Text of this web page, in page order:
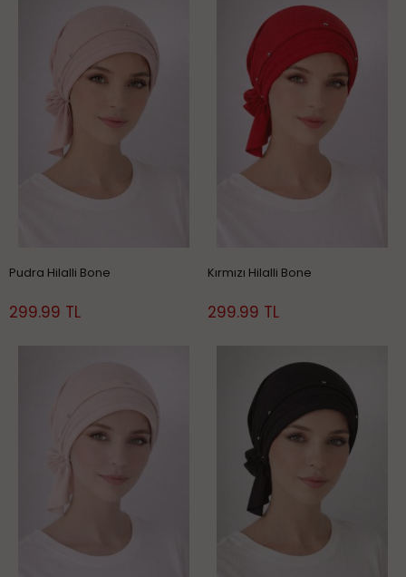
Pudra Hilalli Bone
299.99 TL
Kırmızı Hilalli Bone
299.99 TL